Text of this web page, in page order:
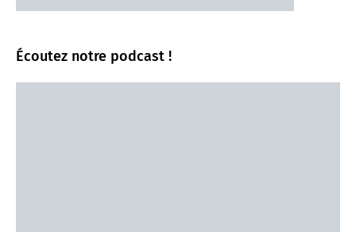
Écoutez notre podcast !